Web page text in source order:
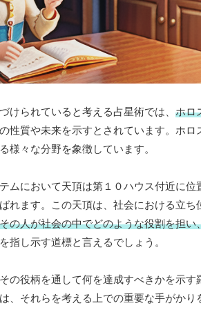
けられていると考える占星術では、 ホロ
質や未来を示すとされています。ホ
様々な分野を象徴しています。
ムにおいて天頂は第１０ハウス付近に
れます。この天頂は、社会における立
の人が社会の中でどのような役割を担
指し示す道標と言えるでしょう。
その役柄を通して何を達成すべきかを示
、それらを考える上での重要な手がか